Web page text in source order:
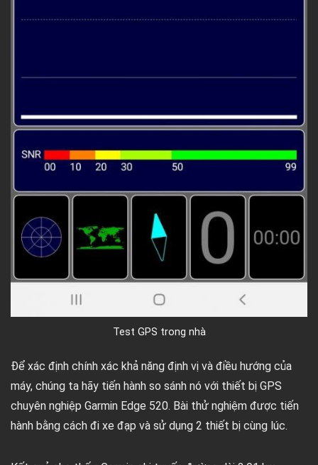
Test GPS trong nhà
Để xác định chính xác khả năng định vị và điều hướng của
máy, chúng ta hãy tiến hành so sánh nó với thiết bị GPS
chuyên nghiệp Garmin Edge 520. Bài thử nghiệm được tiến
hành bằng cách đi xe đạp và sử dụng 2 thiết bị cùng lúc.